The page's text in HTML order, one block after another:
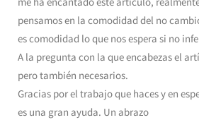
pensamos en la comodidad del no
es comodidad lo que nos espera si no
A la pregunta con la que encabezas el
pero también necesarios.
Gracias por el trabajo que haces y en
es una gran ayuda. Un abrazo